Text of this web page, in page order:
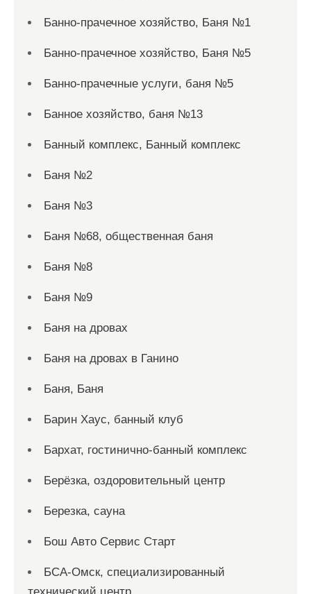
Банно-прачечное хозяйство, Баня №1
Банно-прачечное хозяйство, Баня №5
Банно-прачечные услуги, баня №5
Банное хозяйство, баня №13
Банный комплекс, Банный комплекс
Баня №2
Баня №3
Баня №68, общественная баня
Баня №8
Баня №9
Баня на дровах
Баня на дровах в Ганино
Баня, Баня
Барин Хаус, банный клуб
Бархат, гостинично-банный комплекс
Берёзка, оздоровительный центр
Березка, сауна
Бош Авто Сервис Старт
БСА-Омск, специализированный